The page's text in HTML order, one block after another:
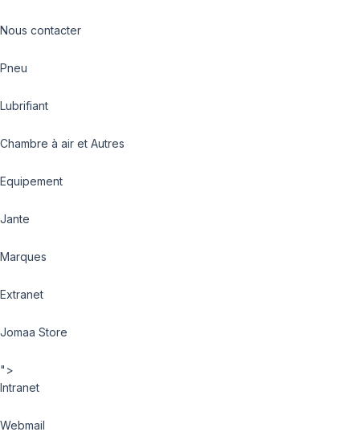
Nous contacter
Pneu
Lubrifiant
Chambre à air et Autres
Equipement
Jante
Marques
Extranet
Jomaa Store
">
Intranet
Webmail